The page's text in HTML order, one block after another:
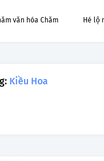
Hé lộ
văn hóa Chăm
Kiều Hoa